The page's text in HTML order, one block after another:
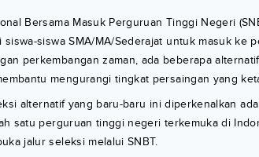
Bersama Masuk Perguruan Tinggi Negeri
siswa SMA/MA/Sederajat untuk masuk ke
perkembangan zaman, ada beberapa
mengurangi tingkat persaingan yang
alternatif yang baru-baru ini diperkenalkan
satu perguruan tinggi negeri terkemuka di
jalur seleksi melalui SNBT.